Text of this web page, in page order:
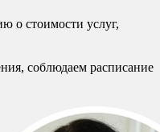
о стоимости услуг,
соблюдаем расписание